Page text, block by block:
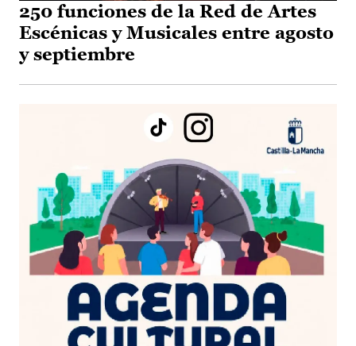
250 funciones de la Red de Artes
Escénicas y Musicales entre agosto
y septiembre